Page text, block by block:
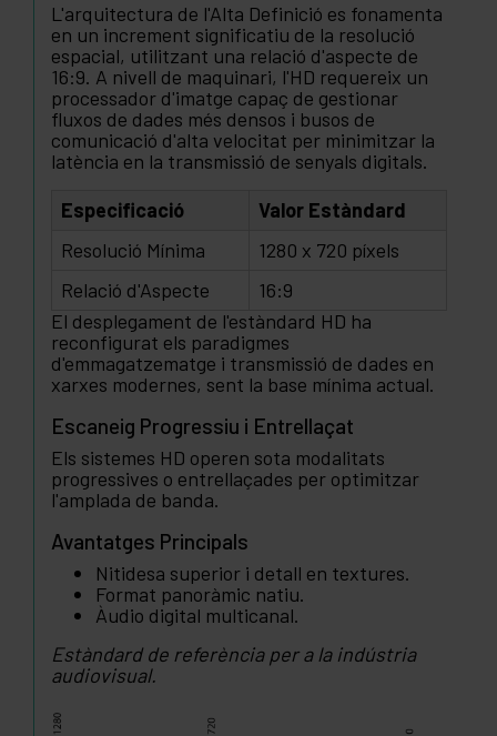
L'arquitectura de l'Alta Definició es fonamenta
en un increment significatiu de la resolució
espacial, utilitzant una relació d'aspecte de
16:9. A nivell de maquinari, l'HD requereix un
processador d'imatge capaç de gestionar
fluxos de dades més densos i busos de
comunicació d'alta velocitat per minimitzar la
latència en la transmissió de senyals digitals.
Especificació
Valor Estàndard
Resolució Mínima
1280 x 720 píxels
Relació d'Aspecte
16:9
El desplegament de l'estàndard HD ha
reconfigurat els paradigmes
d'emmagatzematge i transmissió de dades en
xarxes modernes, sent la base mínima actual.
Escaneig Progressiu i Entrellaçat
Els sistemes HD operen sota modalitats
progressives o entrellaçades per optimitzar
l'amplada de banda.
Avantatges Principals
Nitidesa superior i detall en textures.
Format panoràmic natiu.
Àudio digital multicanal.
Estàndard de referència per a la indústria
audiovisual.